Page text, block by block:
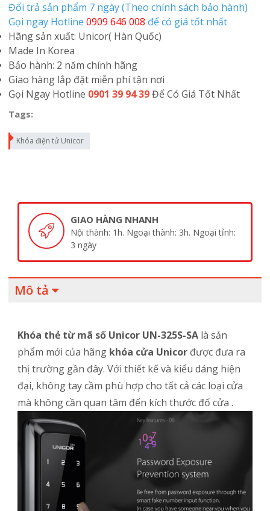
Đổi trả sản phẩm 7 ngày (Theo chính sách bảo hành)
Gọi ngay Hotline 0909 646 008 để có giá tốt nhất
Hãng sản xuất: Unicor( Hàn Quốc)
Made In Korea
Bảo hành: 2 năm chính hãng
Giao hàng lắp đặt miễn phí tận nơi
Gọi Ngay Hotline 0901 39 94 39Để Có Giá Tốt Nhất
Tags:
Khóa điện tử Unicor
GIAO HÀNG NHANH
Nội thành: 1h. Ngoại thành: 3h. Ngoại tỉnh:
3 ngày
Mô tả
Khóa thẻ từ mã số Unicor UN-325S-SAlà sản
phẩm mới của hãng khóa cửa Unicorđược đưa ra
thị trường gần đây. Với thiết kế và kiểu dáng hiện
đại, không tay cầm phù hợp cho tất cả các loại cửa
mà không cần quan tâm đến kích thước đố cửa .